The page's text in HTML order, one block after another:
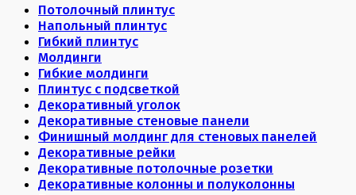
Потолочный плинтус
Напольный плинтус
Гибкий плинтус
Молдинги
Гибкие молдинги
Плинтус с подсветкой
Декоративный уголок
Декоративные стеновые панели
Финишный молдинг для стеновых панелей
Декоративные рейки
Декоративные потолочные розетки
Декоративные колонны и полуколонны